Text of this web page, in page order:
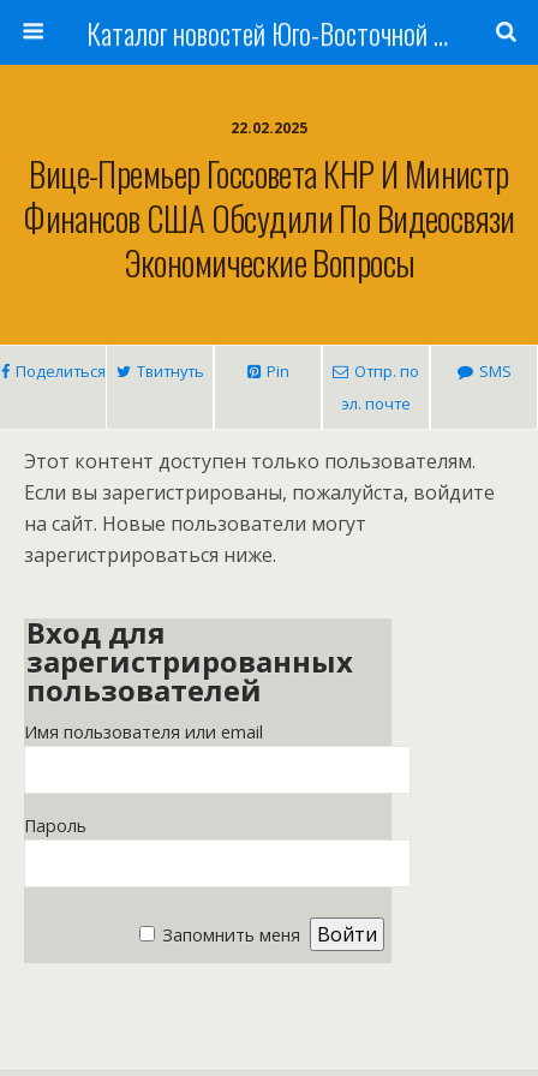
Каталог новостей Юго-Восточной Азии, Австралии и Океании
22.02.2025
Вице-Премьер Госсовета КНР И Министр
Финансов США Обсудили По Видеосвязи
Экономические Вопросы
Поделиться Твитнуть Pin
Отпр. по
эл. почте
SMS
Этот контент доступен только пользователям.
Если вы зарегистрированы, пожалуйста, войдите
на сайт. Новые пользователи могут
зарегистрироваться ниже.
Вход для
зарегистрированных
пользователей
Имя пользователя или email
Пароль
Запомнить меня